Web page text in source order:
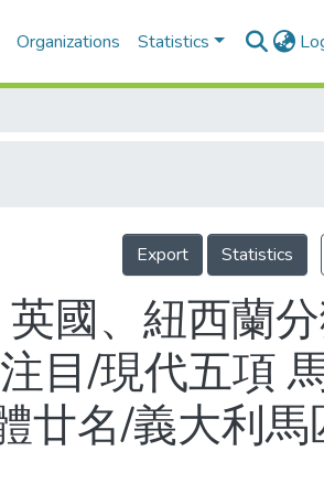
Organizations Statistics
Export Statistics
國、紐西蘭
目/現代五項
廿名/義大利馬